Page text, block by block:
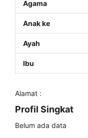
Agama
Anak ke
Ayah
Ibu
Alamat :
Profil Singkat
Belum ada data